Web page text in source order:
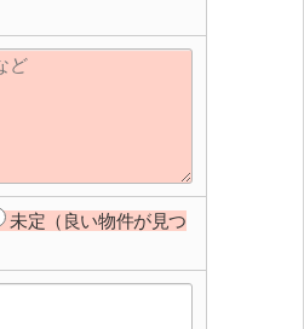
未定（良い物件が見つ